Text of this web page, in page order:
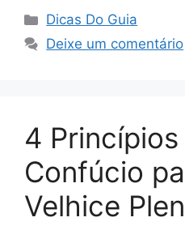
Categorias
Dicas Do Guia
Deixe um comentário
4
Confúcio
Velhice